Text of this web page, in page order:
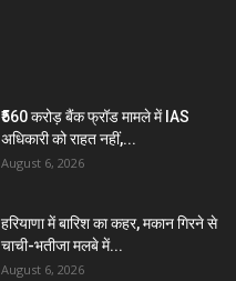
₹560 करोड़ बैंक फ्रॉड मामले में IAS
अधिकारी को राहत नहीं,...
August 6, 2026
हरियाणा में बारिश का कहर, मकान गिरने से
चाची-भतीजा मलबे में...
August 6, 2026